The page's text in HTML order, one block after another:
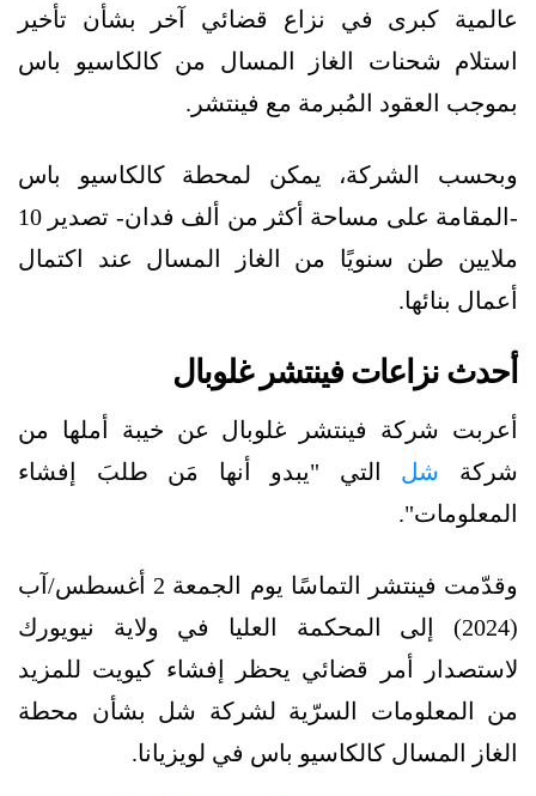
عالمية كبرى في نزاع قضائي آخر بشأن تأخير
استلام شحنات الغاز المسال من كالكاسيو باس
بموجب العقود المُبرمة مع فينتشر.
وبحسب الشركة، يمكن لمحطة كالكاسيو باس
-المقامة على مساحة أكثر من ألف فدان- تصدير 10
ملايين طن سنويًا من الغاز المسال عند اكتمال
أعمال بنائها.
أحدث نزاعات فينتشر غلوبال
أعربت شركة فينتشر غلوبال عن خيبة أملها من
شركة
شل التي "يبدو أنها مَن طلبَ إفشاء
المعلومات".
وقدّمت فينتشر التماسًا يوم الجمعة 2 أغسطس/آب
(2024) إلى المحكمة العليا في ولاية نيويورك
لاستصدار أمر قضائي يحظر إفشاء كيويت للمزيد
من المعلومات السرّية لشركة شل بشأن محطة
الغاز المسال كالكاسيو باس في لويزيانا.